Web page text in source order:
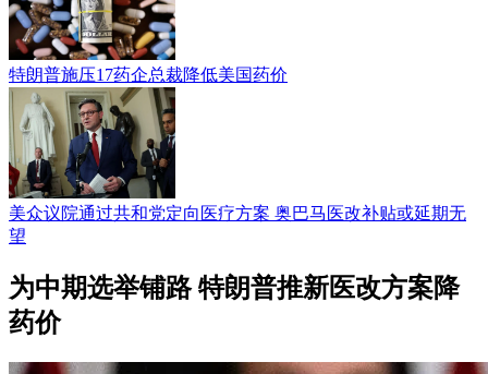
特朗普施压17药企总裁降低美国药价
美众议院通过共和党定向医疗方案 奥巴马医改补贴或延期无
望
为中期选举铺路 特朗普推新医改方案降
药价